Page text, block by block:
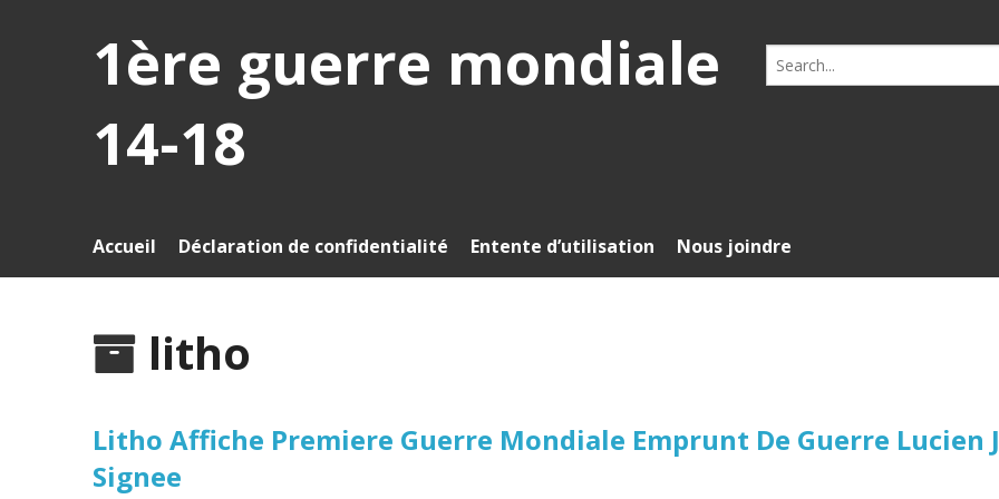
1ère guerre mondiale
14-18
Search
for:
Accueil Déclaration de confidentialité Entente d’utilisation Nous joindre
litho
Litho Affiche Premiere Guerre Mondiale Emprunt De Guerre Lucien
Signee